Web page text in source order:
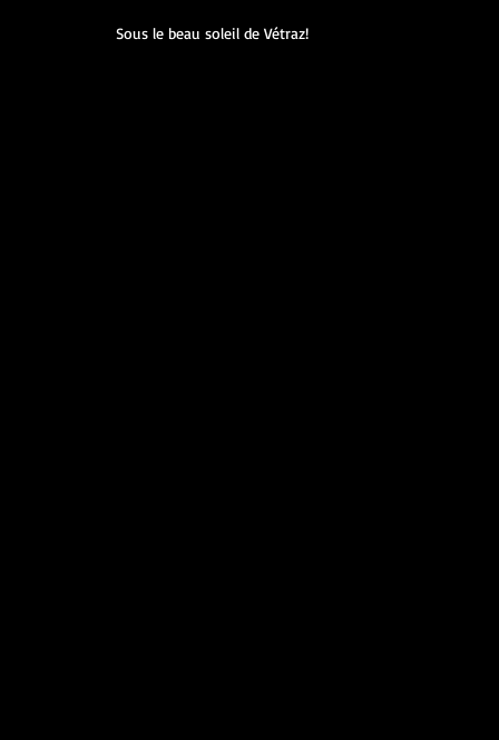
Sous le beau soleil de Vétraz!